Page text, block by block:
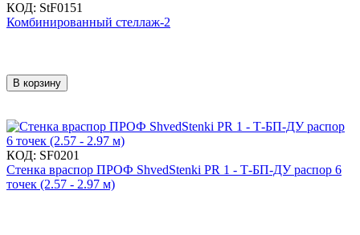
КОД: StF0151
Комбинированный стеллаж-2
В корзину
КОД: SF0201
Стенка враспор ПРОФ ShvedStenki PR 1 - Т-БП-ДУ распор 6
точек (2.57 - 2.97 м)